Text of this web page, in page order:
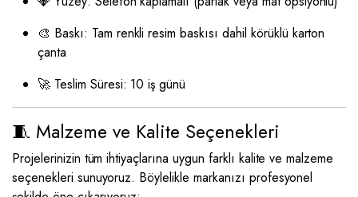
🎨 Baskı: Tam renkli resim baskısı dahil körüklü karton
çanta
🚀 Teslim Süresi: 10 iş günü
🧵 Malzeme ve Kalite Seçenekleri
Projelerinizin tüm ihtiyaçlarına uygun farklı kalite ve malzeme
seçenekleri sunuyoruz. Böylelikle markanızı profesyonel